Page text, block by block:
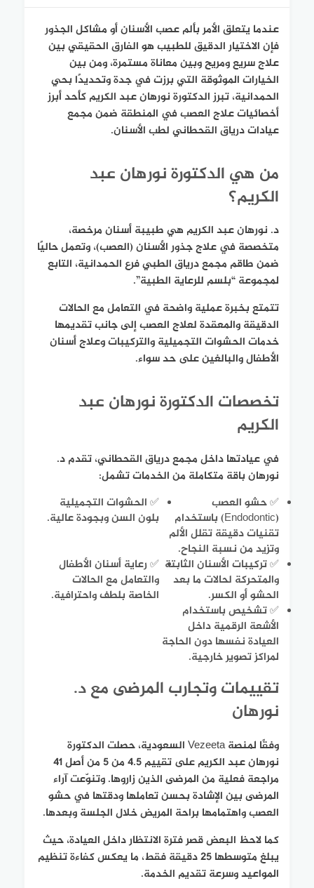
عندما يتعلق الأمر بألم عصب الأسنان أو مشاكل الجذور
فإن الاختيار الدقيق للطبيب هو الفارق الحقيقي بين
علاج سريع ومريح وبين معاناة مستمرة، ومن بين
الخيارات الموثوقة التي برزت في جدة وتحديدًا بحي
الحمدانية، تبرز الدكتورة نورهان عبد الكريم كأحد أبرز
أخصائيات علاج العصب في المنطقة ضمن مجمع
عيادات درياق القحطاني لطب الأسنان.
من هي الدكتورة نورهان عبد
الكريم؟
د. نورهان عبد الكريم هي طبيبة أسنان مرخصة،
متخصصة في علاج جذور الأسنان (العصب)، وتعمل حاليًا
ضمن طاقم مجمع درياق الطبي فرع الحمدانية، التابع
لمجموعة “بلسم للرعاية الطبية”.
تتمتع بخبرة عملية واضحة في التعامل مع الحالات
الدقيقة والمعقدة لعلاج العصب إلى جانب تقديمها
خدمات الحشوات التجميلية والتركيبات وعلاج أسنان
الأطفال والبالغين على حد سواء.
تخصصات الدكتورة نورهان عبد
الكريم
في عيادتها داخل مجمع درياق القحطاني، تقدم د.
نورهان باقة متكاملة من الخدمات تشمل:
✅ حشو العصب
(Endodontic) باستخدام
تقنيات دقيقة تقلل الألم
وتزيد من نسبة النجاح.
✅ الحشوات التجميلية
بلون السن وبجودة عالية.
✅ تركيبات الأسنان الثابتة
والمتحركة لحالات ما بعد
الحشو أو الكسر.
✅ رعاية أسنان الأطفال
والتعامل مع الحالات
الخاصة بلطف واحترافية.
✅ تشخيص باستخدام
الأشعة الرقمية داخل
العيادة نفسها دون الحاجة
لمراكز تصوير خارجية.
تقييمات وتجارب المرضى مع د.
نورهان
وفقًا لمنصة Vezeeta السعودية، حصلت الدكتورة
نورهان عبد الكريم على تقييم 4.5 من 5 من أصل 41
مراجعة فعلية من المرضى الذين زاروها. وتنوّعت آراء
المرضى بين الإشادة بحسن تعاملها ودقتها في حشو
العصب واهتمامها براحة المريض خلال الجلسة وبعدها.
كما لاحظ البعض قصر فترة الانتظار داخل العيادة، حيث
يبلغ متوسطها 25 دقيقة فقط، ما يعكس كفاءة تنظيم
المواعيد وسرعة تقديم الخدمة.